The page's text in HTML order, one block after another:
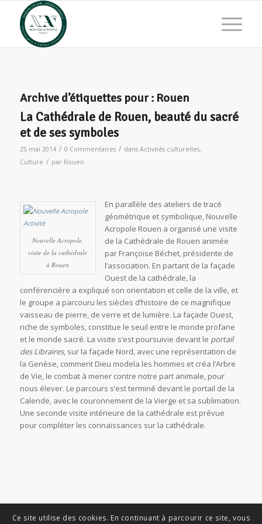
Archive d’étiquettes pour : Rouen
La Cathédrale de Rouen, beauté du sacré
et de ses symboles
25 mai 2014 / 0 Commentaires / dans Activités culturelles,
Culture / par Rouen
Nouvelle Acropole,
visite de la cathédrale
à Rouen
En parallèle des ateliers de tracé
géométrique et symbolique, Nouvelle
Acropole Rouen a organisé une visite
de la Cathédrale de Rouen animée
par Françoise Béchet, présidente de
l’association. En partant de la façade
Ouest de la cathédrale, la
conférencière a expliqué son orientation et celle de la ville, et
le groupe a parcouru les siècles d’histoire de ce magnifique
vaisseau de pierre, de verre et de lumière. La façade Ouest,
riche de symboles, constitue le seuil entre le monde profane
et le monde sacré. La visite s’est poursuivie devant le portail
des Libraires, sur la façade Nord, avec une représentation de
la Genèse, comment Dieu modela les hommes et créa l’Arbre
de Vie, le combat à mener contre notre part animale, pour
nous élever. Le parcours s’est terminé devant le portail de la
Calende, avec le couronnement de la Vierge et sa sublimation.
Une seconde visite intérieure de la cathédrale est prévue
pour compléter les connaissances sur la cathédrale.
Ce site utilise des cookies. En continuant à parcourir ce site, vous